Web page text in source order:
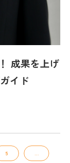
成果を上げ
イド
5 …